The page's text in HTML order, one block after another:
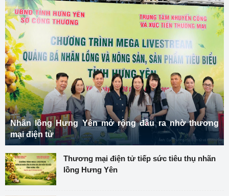
Nhãn lồng Hưng Yên mở rộng đầu ra nhờ thương
mại điện tử
Thương mại điện tử tiếp sức tiêu thụ nhãn
lồng Hưng Yên